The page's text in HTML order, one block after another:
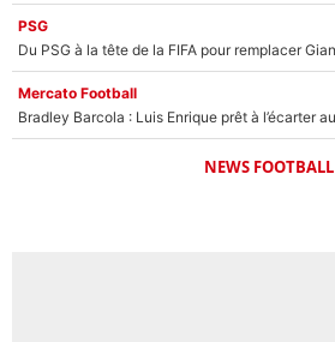
PSG
Mercato Football
NEWS FOOTBALL